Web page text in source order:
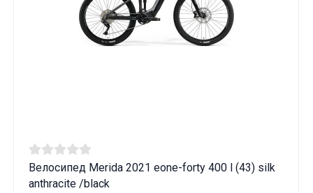
Велосипед Merida 2021 eone-forty 400 l (43) silk
anthracite /black